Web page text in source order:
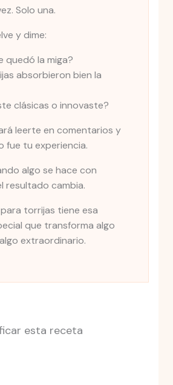
Solo una.
y dime:
quedó la miga?
absorbieron bien la
clásicas o innovaste?
leerte en comentarios y
fue tu experiencia.
algo se hace con
resultado cambia.
torrijas tiene esa
que transforma algo
extraordinario.
esta receta